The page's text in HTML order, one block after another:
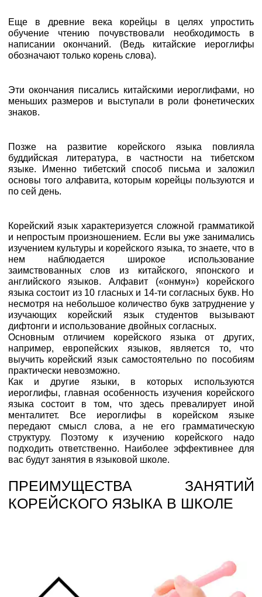
Еще в древние века корейцы в целях упростить
обучение чтению почувствовали необходимость в
написании окончаний. (Ведь китайские иероглифы
обозначают только корень слова).
Эти окончания писались китайскими иероглифами, но
меньших размеров и выступали в роли фонетических
знаков.
Позже на развитие корейского языка повлияла
буддийская литература, в частности на тибетском
языке. Именно тибетский способ письма и заложил
основы того алфавита, которым корейцы пользуются и
по сей день.
Корейский язык характеризуется сложной грамматикой
и непростым произношением. Если вы уже занимались
изучением культуры и корейского языка, то знаете, что в
нем наблюдается широкое использование
заимствованных слов из китайского, японского и
английского языков. Алфавит («онмун») корейского
языка состоит из 10 гласных и 14-ти согласных букв. Но
несмотря на небольшое количество букв затруднение у
изучающих корейский язык студентов вызывают
дифтонги и использование двойных согласных.
Основным отличием корейского языка от других,
например, европейских языков, является то, что
выучить корейский язык самостоятельно по пособиям
практически невозможно.
Как и другие языки, в которых используются
иероглифы, главная особенность изучения корейского
языка состоит в том, что здесь превалирует иной
менталитет. Все иероглифы в корейском языке
передают смысл слова, а не его грамматическую
структуру. Поэтому к изучению корейского надо
подходить ответственно. Наиболее эффективнее для
вас будут занятия в языковой школе.
ПРЕИМУЩЕСТВА ЗАНЯТИЙ
КОРЕЙСКОГО ЯЗЫКА В ШКОЛЕ